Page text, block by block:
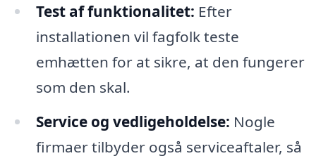
Test af funktionalitet: Efter
installationen vil fagfolk teste
emhætten for at sikre, at den fungerer
som den skal.
Service og vedligeholdelse: Nogle
firmaer tilbyder også serviceaftaler, så